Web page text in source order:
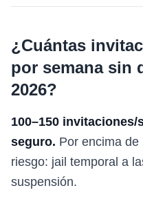
¿Cuántas
por semana sin
2026?
100–150 invitaciones/
seguro. Por encima
riesgo: jail temporal a
suspensión.